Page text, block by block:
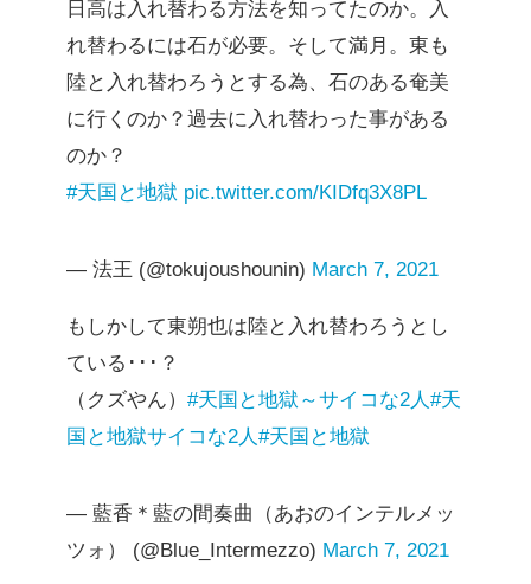
日高は入れ替わる方法を知ってたのか。入
れ替わるには石が必要。そして満月。東も
陸と入れ替わろうとする為、石のある奄美
に行くのか？過去に入れ替わった事がある
のか？
#天国と地獄 pic.twitter.com/KIDfq3X8PL
— 法王 (@tokujoushounin) March 7, 2021
もしかして東朔也は陸と入れ替わろうとし
ている･･･？
（クズやん） #天国と地獄～サイコな2人#天
国と地獄サイコな2人#天国と地獄
— 藍香＊藍の間奏曲（あおのインテルメッ
ツォ） (@Blue_Intermezzo) March 7, 2021